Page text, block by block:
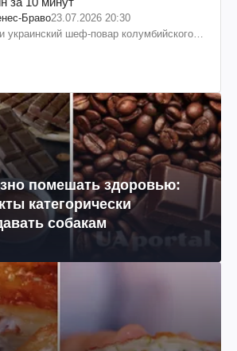
Браво23.07.2026 20:30
украинский шеф-повар колумбийского
помешать здоровью:
категорически
собакам